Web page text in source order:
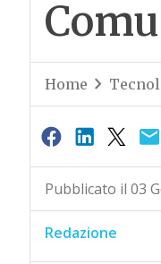
Home
Pubblicato il 03
Redazione